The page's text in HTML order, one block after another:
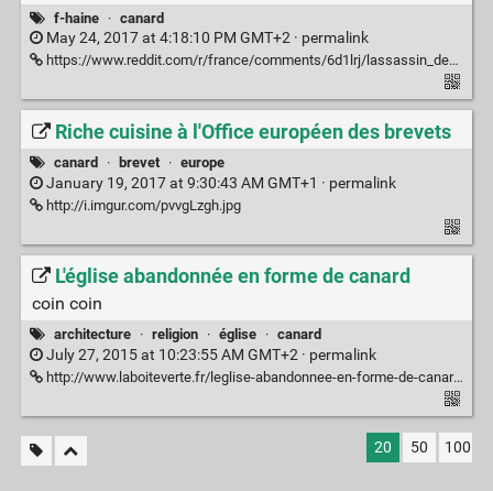
f-haine · canard
May 24, 2017 at 4:18:10 PM GMT+2 · permalink
https://www.reddit.com/r/france/comments/6d1lrj/lassassin_de_lhyper_casher_%C3%A9tait_arm%C3%A9_par_un/
Riche cuisine à l'Office européen des brevets
canard · brevet · europe
January 19, 2017 at 9:30:43 AM GMT+1 · permalink
http://i.imgur.com/pvvgLzgh.jpg
L'église abandonnée en forme de canard
coin coin
architecture · religion · église · canard
July 27, 2015 at 10:23:55 AM GMT+2 · permalink
http://www.laboiteverte.fr/leglise-abandonnee-en-forme-de-canard/
20 50 100